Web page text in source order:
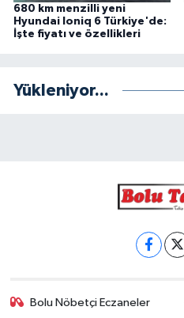
680 km menzilli yeni
Hyundai Ioniq 6 Türkiye'de:
İşte fiyatı ve özellikleri
Yükleniyor...
Bolu Nöbetçi Eczaneler